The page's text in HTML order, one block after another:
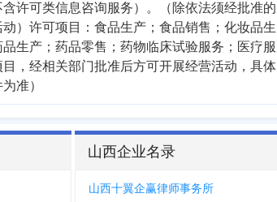
许可类信息咨询服务）。（除依法须经批准的
）许可项目：食品生产；食品销售；化妆品生
生产；药品零售；药物临床试验服务；医疗服
，经相关部门批准后方可开展经营活动，具体
准）
山西企业名录
山西十翼企赢律师事务所